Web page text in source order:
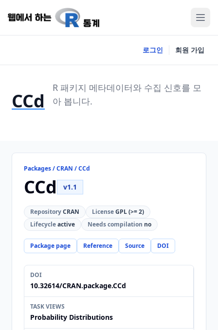
로그인 회원 가입
CCd
R 패키지 메타데이터와 수집 신호를 모
아 봅니다.
Packages / CRAN / CCd
CCd v1.1
RepositoryCRAN LicenseGPL (>= 2)
Lifecycleactive Needs compilation no
Package page Reference Source DOI
DOI
10.32614/CRAN.package.CCd
TASK VIEWS
Probability Distributions